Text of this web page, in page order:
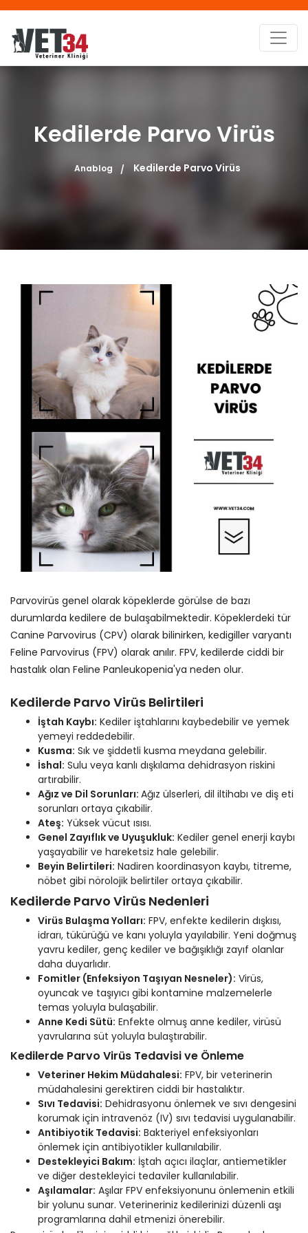
Kedilerde Parvo Virüs
Anablog Kedilerde Parvo Virüs
Parvovirüs genel olarak köpeklerde görülse de bazı
durumlarda kedilere de bulaşabilmektedir. Köpeklerdeki tür
Canine Parvovirus (CPV) olarak bilinirken, kedigiller varyantı
Feline Parvovirus (FPV) olarak anılır. FPV, kedilerde ciddi bir
hastalık olan Feline Panleukopenia'ya neden olur.
Kedilerde Parvo Virüs Belirtileri
İştah Kaybı: Kediler iştahlarını kaybedebilir ve yemek
yemeyi reddedebilir.
Kusma: Sık ve şiddetli kusma meydana gelebilir.
İshal: Sulu veya kanlı dışkılama dehidrasyon riskini
artırabilir.
Ağız ve Dil Sorunları: Ağız ülserleri, dil iltihabı ve diş eti
sorunları ortaya çıkabilir.
Ateş: Yüksek vücut ısısı.
Genel Zayıflık ve Uyuşukluk: Kediler genel enerji kaybı
yaşayabilir ve hareketsiz hale gelebilir.
Beyin Belirtileri: Nadiren koordinasyon kaybı, titreme,
nöbet gibi nörolojik belirtiler ortaya çıkabilir.
Kedilerde Parvo Virüs Nedenleri
Virüs Bulaşma Yolları: FPV, enfekte kedilerin dışkısı,
idrarı, tükürüğü ve kanı yoluyla yayılabilir. Yeni doğmuş
yavru kediler, genç kediler ve bağışıklığı zayıf olanlar
daha duyarlıdır.
Fomitler (Enfeksiyon Taşıyan Nesneler): Virüs,
oyuncak ve taşıyıcı gibi kontamine malzemelerle
temas yoluyla bulaşabilir.
Anne Kedi Sütü: Enfekte olmuş anne kediler, virüsü
yavrularına süt yoluyla bulaştırabilir.
Kedilerde Parvo Virüs Tedavisi ve Önleme
Veteriner Hekim Müdahalesi: FPV, bir veterinerin
müdahalesini gerektiren ciddi bir hastalıktır.
Sıvı Tedavisi: Dehidrasyonu önlemek ve sıvı dengesini
korumak için intravenöz (IV) sıvı tedavisi uygulanabilir.
Antibiyotik Tedavisi: Bakteriyel enfeksiyonları
önlemek için antibiyotikler kullanılabilir.
Destekleyici Bakım: İştah açıcı ilaçlar, antiemetikler
ve diğer destekleyici tedaviler kullanılabilir.
Aşılamalar: Aşılar FPV enfeksiyonunu önlemenin etkili
bir yolunu sunar. Veterineriniz kedilerinizi düzenli aşı
programlarına dahil etmenizi önerebilir.